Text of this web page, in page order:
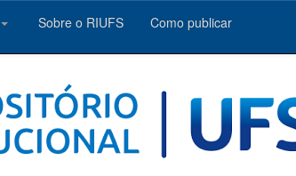
Sobre o RIUFS Como publicar